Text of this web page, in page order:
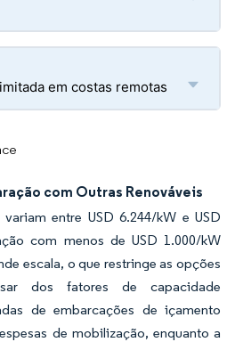
em costas remotas
com Outras Renováveis
entre USD 6.244/kW e USD
com menos de USD 1.000/kW
escala, o que restringe as opções
dos fatores de capacidade
de embarcações de içamento
de mobilização, enquanto a